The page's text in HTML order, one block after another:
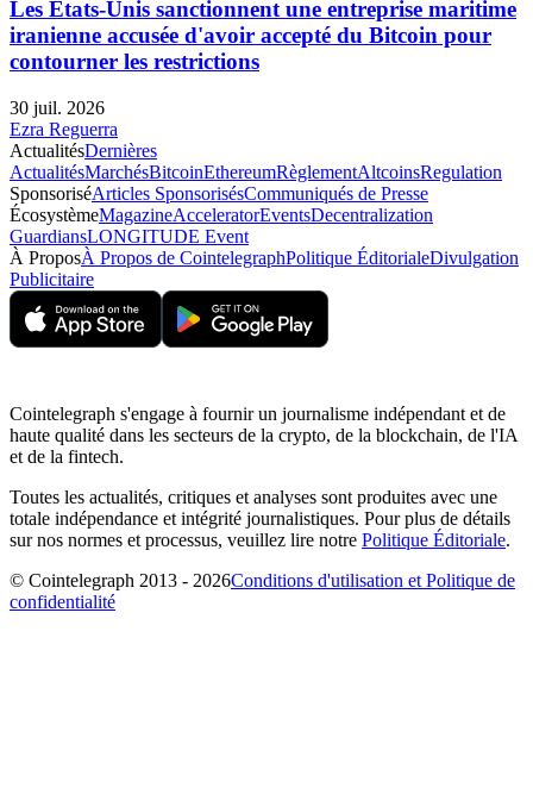
Les États-Unis sanctionnent une entreprise maritime
iranienne accusée d'avoir accepté du Bitcoin pour
contourner les restrictions
30 juil. 2026
Ezra Reguerra
ActualitésDernières
ActualitésMarchésBitcoinEthereumRèglementAltcoinsRegulation
SponsoriséArticles SponsorisésCommuniqués de Presse
ÉcosystèmeMagazineAcceleratorEventsDecentralization
GuardiansLONGITUDE Event
À ProposÀ Propos de CointelegraphPolitique ÉditorialeDivulgation
Publicitaire
Cointelegraph s'engage à fournir un journalisme indépendant et de
haute qualité dans les secteurs de la crypto, de la blockchain, de l'IA
et de la fintech.
Toutes les actualités, critiques et analyses sont produites avec une
totale indépendance et intégrité journalistiques. Pour plus de détails
sur nos normes et processus, veuillez lire notre Politique Éditoriale.
© Cointelegraph 2013 - 2026Conditions d'utilisation et Politique de
confidentialité